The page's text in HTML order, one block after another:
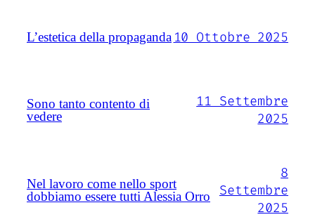
L’estetica della propaganda 10 Ottobre 2025
Sono tanto contento di
vedere
11 Settembre
2025
Nel lavoro come nello sport
dobbiamo essere tutti Alessia Orro
8
Settembre
2025